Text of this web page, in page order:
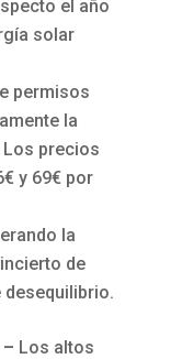
el año
solar
permisos
la
Los precios
y 69€ por
la
de
desequilibrio.
Los altos